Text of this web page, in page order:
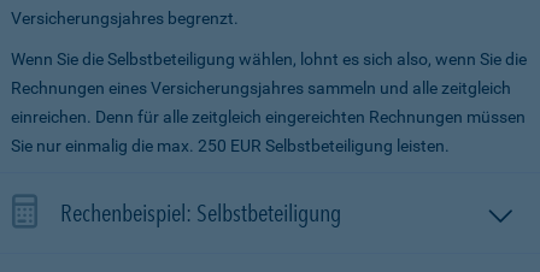
Versicherungsjahres begrenzt.
Wenn Sie die Selbstbeteiligung wählen, lohnt es sich also, wenn Sie die
Rechnungen eines Versicherungsjahres sammeln und alle zeitgleich
einreichen. Denn für alle zeitgleich eingereichten Rechnungen müssen
Sie nur einmalig die max. 250 EUR Selbstbeteiligung leisten.
Rechenbeispiel: Selbstbeteiligung